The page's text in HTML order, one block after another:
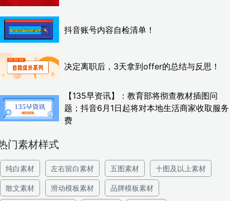
抖音账号内容自检清单！
决定离职后，3天拿到offer的总结与反思！
【135早资讯】：教育部将彻查教材插图问
题；抖音6月1日起将对本地生活商家收取服务
费
门素材样式
纯白素材 左右留白素材 五图素材 十图及以上素材
散文素材 滑动模板素材 品牌模板素材